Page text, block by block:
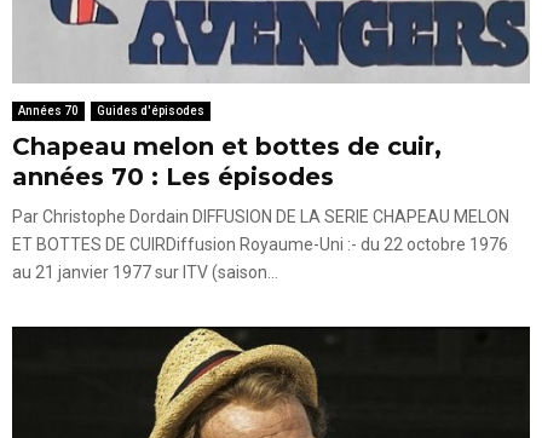
Années 70 Guides d'épisodes
Chapeau melon et bottes de cuir,
années 70 : Les épisodes
Par Christophe Dordain DIFFUSION DE LA SERIE CHAPEAU MELON
ET BOTTES DE CUIRDiffusion Royaume-Uni :- du 22 octobre 1976
au 21 janvier 1977 sur ITV (saison...